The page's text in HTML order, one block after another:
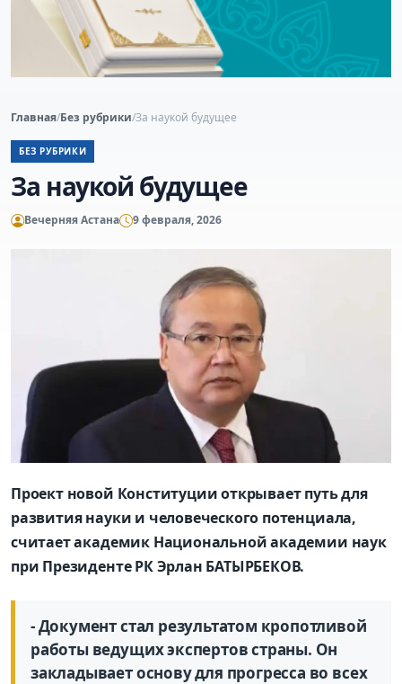
Главная/Без рубрики/За наукой будущее
БЕЗ РУБРИКИ
За наукой будущее
Вечерняя Астана 9 февраля, 2026
Проект новой Конституции открывает путь для
развития науки и человеческого потенциала,
считает академик Национальной академии наук
при Президенте РК Эрлан БАТЫРБЕКОВ.
- Документ стал результатом кропотливой
работы ведущих экспертов страны. Он
закладывает основу для прогресса во всех